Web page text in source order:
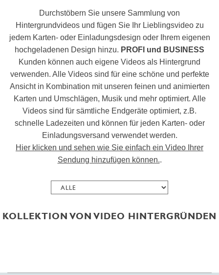
Durchstöbern Sie unsere Sammlung von
Hintergrundvideos und fügen Sie Ihr Lieblingsvideo zu
jedem Karten- oder Einladungsdesign oder Ihrem eigenen
hochgeladenen Design hinzu. PROFI und BUSINESS
Kunden können auch eigene Videos als Hintergrund
verwenden. Alle Videos sind für eine schöne und perfekte
Ansicht in Kombination mit unseren feinen und animierten
Karten und Umschlägen, Musik und mehr optimiert. Alle
Videos sind für sämtliche Endgeräte optimiert, z.B.
schnelle Ladezeiten und können für jeden Karten- oder
Einladungsversand verwendet werden.
Hier klicken und sehen wie Sie einfach ein Video Ihrer
Sendung hinzufügen können..
KOLLEKTION VON VIDEO HINTERGRÜNDEN